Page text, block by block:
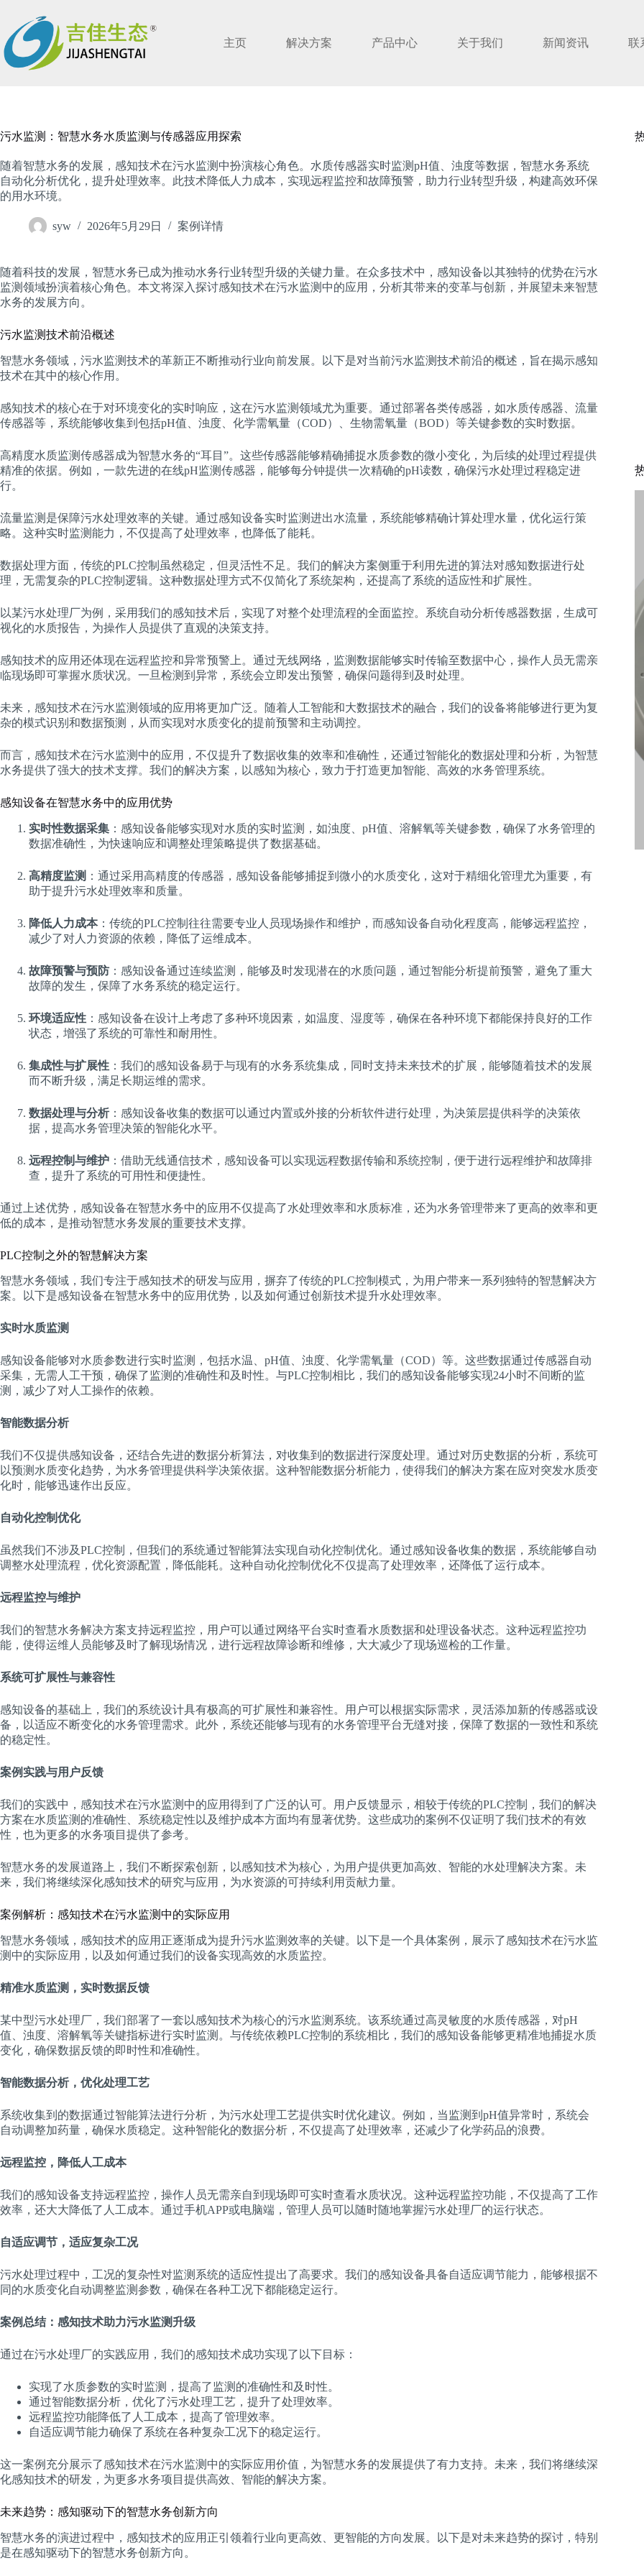
内
容
主页 解决方案 产品中心 关于我们 新闻资讯 联
污水监测：智慧水务水质监测与传感器应用探索
随着智慧水务的发展，感知技术在污水监测中扮演核心角色。水质传感器实时监测pH值、浊度等数据，智慧水务系统
自动化分析优化，提升处理效率。此技术降低人力成本，实现远程监控和故障预警，助力行业转型升级，构建高效环保
的用水环境。
syw 2026年5月29日 案例详情
随着科技的发展，智慧水务已成为推动水务行业转型升级的关键力量。在众多技术中，感知设备以其独特的优势在污水
监测领域扮演着核心角色。本文将深入探讨感知技术在污水监测中的应用，分析其带来的变革与创新，并展望未来智慧
水务的发展方向。
污水监测技术前沿概述
智慧水务领域，污水监测技术的革新正不断推动行业向前发展。以下是对当前污水监测技术前沿的概述，旨在揭示感知
技术在其中的核心作用。
感知技术的核心在于对环境变化的实时响应，这在污水监测领域尤为重要。通过部署各类传感器，如水质传感器、流量
传感器等，系统能够收集到包括pH值、浊度、化学需氧量（COD）、生物需氧量（BOD）等关键参数的实时数据。
高精度水质监测传感器成为智慧水务的“耳目”。这些传感器能够精确捕捉水质参数的微小变化，为后续的处理过程提供
精准的依据。例如，一款先进的在线pH监测传感器，能够每分钟提供一次精确的pH读数，确保污水处理过程稳定进
行。
流量监测是保障污水处理效率的关键。通过感知设备实时监测进出水流量，系统能够精确计算处理水量，优化运行策
略。这种实时监测能力，不仅提高了处理效率，也降低了能耗。
数据处理方面，传统的PLC控制虽然稳定，但灵活性不足。我们的解决方案侧重于利用先进的算法对感知数据进行处
理，无需复杂的PLC控制逻辑。这种数据处理方式不仅简化了系统架构，还提高了系统的适应性和扩展性。
以某污水处理厂为例，采用我们的感知技术后，实现了对整个处理流程的全面监控。系统自动分析传感器数据，生成可
视化的水质报告，为操作人员提供了直观的决策支持。
感知技术的应用还体现在远程监控和异常预警上。通过无线网络，监测数据能够实时传输至数据中心，操作人员无需亲
临现场即可掌握水质状况。一旦检测到异常，系统会立即发出预警，确保问题得到及时处理。
未来，感知技术在污水监测领域的应用将更加广泛。随着人工智能和大数据技术的融合，我们的设备将能够进行更为复
杂的模式识别和数据预测，从而实现对水质变化的提前预警和主动调控。
而言，感知技术在污水监测中的应用，不仅提升了数据收集的效率和准确性，还通过智能化的数据处理和分析，为智慧
水务提供了强大的技术支撑。我们的解决方案，以感知为核心，致力于打造更加智能、高效的水务管理系统。
感知设备在智慧水务中的应用优势
实时性数据采集 ：感知设备能够实现对水质的实时监测，如浊度、pH值、溶解氧等关键参数，确保了水务管理的
数据准确性，为快速响应和调整处理策略提供了数据基础。
高精度监测 ：通过采用高精度的传感器，感知设备能够捕捉到微小的水质变化，这对于精细化管理尤为重要，有
助于提升污水处理效率和质量。
降低人力成本：传统的PLC控制往往需要专业人员现场操作和维护，而感知设备自动化程度高，能够远程监控，
减少了对人力资源的依赖，降低了运维成本。
故障预警与预防 ：感知设备通过连续监测，能够及时发现潜在的水质问题，通过智能分析提前预警，避免了重大
故障的发生，保障了水务系统的稳定运行。
环境适应性 ：感知设备在设计上考虑了多种环境因素，如温度、湿度等，确保在各种环境下都能保持良好的工作
状态，增强了系统的可靠性和耐用性。
集成性与扩展性 ：我们的感知设备易于与现有的水务系统集成，同时支持未来技术的扩展，能够随着技术的发展
而不断升级，满足长期运维的需求。
数据处理与分析：感知设备收集的数据可以通过内置或外接的分析软件进行处理，为决策层提供科学的决策依
据，提高水务管理决策的智能化水平。
远程控制与维护 ：借助无线通信技术，感知设备可以实现远程数据传输和系统控制，便于进行远程维护和故障排
查，提升了系统的可用性和便捷性。
通过上述优势，感知设备在智慧水务中的应用不仅提高了水处理效率和水质标准，还为水务管理带来了更高的效率和更
低的成本，是推动智慧水务发展的重要技术支撑。
PLC控制之外的智慧解决方案
智慧水务领域，我们专注于感知技术的研发与应用，摒弃了传统的PLC控制模式，为用户带来一系列独特的智慧解决方
案。以下是感知设备在智慧水务中的应用优势，以及如何通过创新技术提升水处理效率。
实时水质监测
感知设备能够对水质参数进行实时监测，包括水温、pH值、浊度、化学需氧量（COD）等。这些数据通过传感器自动
采集，无需人工干预，确保了监测的准确性和及时性。与PLC控制相比，我们的感知设备能够实现24小时不间断的监
测，减少了对人工操作的依赖。
智能数据分析
我们不仅提供感知设备，还结合先进的数据分析算法，对收集到的数据进行深度处理。通过对历史数据的分析，系统可
以预测水质变化趋势，为水务管理提供科学决策依据。这种智能数据分析能力，使得我们的解决方案在应对突发水质变
化时，能够迅速作出反应。
自动化控制优化
虽然我们不涉及PLC控制，但我们的系统通过智能算法实现自动化控制优化。通过感知设备收集的数据，系统能够自动
调整水处理流程，优化资源配置，降低能耗。这种自动化控制优化不仅提高了处理效率，还降低了运行成本。
远程监控与维护
我们的智慧水务解决方案支持远程监控，用户可以通过网络平台实时查看水质数据和处理设备状态。这种远程监控功
能，使得运维人员能够及时了解现场情况，进行远程故障诊断和维修，大大减少了现场巡检的工作量。
系统可扩展性与兼容性
感知设备的基础上，我们的系统设计具有极高的可扩展性和兼容性。用户可以根据实际需求，灵活添加新的传感器或设
备，以适应不断变化的水务管理需求。此外，系统还能够与现有的水务管理平台无缝对接，保障了数据的一致性和系统
的稳定性。
案例实践与用户反馈
我们的实践中，感知技术在污水监测中的应用得到了广泛的认可。用户反馈显示，相较于传统的PLC控制，我们的解决
方案在水质监测的准确性、系统稳定性以及维护成本方面均有显著优势。这些成功的案例不仅证明了我们技术的有效
性，也为更多的水务项目提供了参考。
智慧水务的发展道路上，我们不断探索创新，以感知技术为核心，为用户提供更加高效、智能的水处理解决方案。未
来，我们将继续深化感知技术的研究与应用，为水资源的可持续利用贡献力量。
案例解析：感知技术在污水监测中的实际应用
智慧水务领域，感知技术的应用正逐渐成为提升污水监测效率的关键。以下是一个具体案例，展示了感知技术在污水监
测中的实际应用，以及如何通过我们的设备实现高效的水质监控。
精准水质监测，实时数据反馈
某中型污水处理厂，我们部署了一套以感知技术为核心的污水监测系统。该系统通过高灵敏度的水质传感器，对pH
值、浊度、溶解氧等关键指标进行实时监测。与传统依赖PLC控制的系统相比，我们的感知设备能够更精准地捕捉水质
变化，确保数据反馈的即时性和准确性。
智能数据分析，优化处理工艺
系统收集到的数据通过智能算法进行分析，为污水处理工艺提供实时优化建议。例如，当监测到pH值异常时，系统会
自动调整加药量，确保水质稳定。这种智能化的数据分析，不仅提高了处理效率，还减少了化学药品的浪费。
远程监控，降低人工成本
我们的感知设备支持远程监控，操作人员无需亲自到现场即可实时查看水质状况。这种远程监控功能，不仅提高了工作
效率，还大大降低了人工成本。通过手机APP或电脑端，管理人员可以随时随地掌握污水处理厂的运行状态。
自适应调节，适应复杂工况
污水处理过程中，工况的复杂性对监测系统的适应性提出了高要求。我们的感知设备具备自适应调节能力，能够根据不
同的水质变化自动调整监测参数，确保在各种工况下都能稳定运行。
案例总结：感知技术助力污水监测升级
通过在污水处理厂的实践应用，我们的感知技术成功实现了以下目标：
实现了水质参数的实时监测，提高了监测的准确性和及时性。
通过智能数据分析，优化了污水处理工艺，提升了处理效率。
远程监控功能降低了人工成本，提高了管理效率。
自适应调节能力确保了系统在各种复杂工况下的稳定运行。
这一案例充分展示了感知技术在污水监测中的实际应用价值，为智慧水务的发展提供了有力支持。未来，我们将继续深
化感知技术的研发，为更多水务项目提供高效、智能的解决方案。
未来趋势：感知驱动下的智慧水务创新方向
智慧水务的演进过程中，感知技术的应用正引领着行业向更高效、更智能的方向发展。以下是对未来趋势的探讨，特别
是在感知驱动下的智慧水务创新方向。